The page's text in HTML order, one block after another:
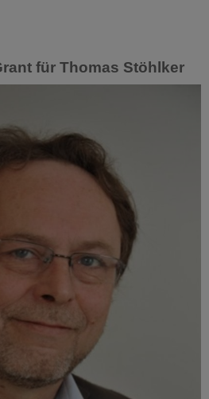
für Thomas Stöhlker